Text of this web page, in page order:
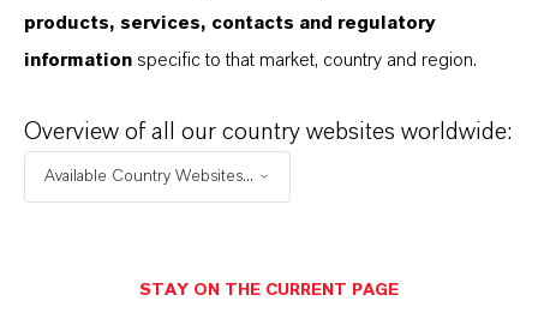
Investor Relations
Möchten Sie regelmäßig Informationen von
ir@lanxess.com.
products, services, contacts and regulatory
information specific to that market, country and region.
Overview of all our country websites worldwide:
Available Country Websites...
STAY ON THE CURRENT PAGE